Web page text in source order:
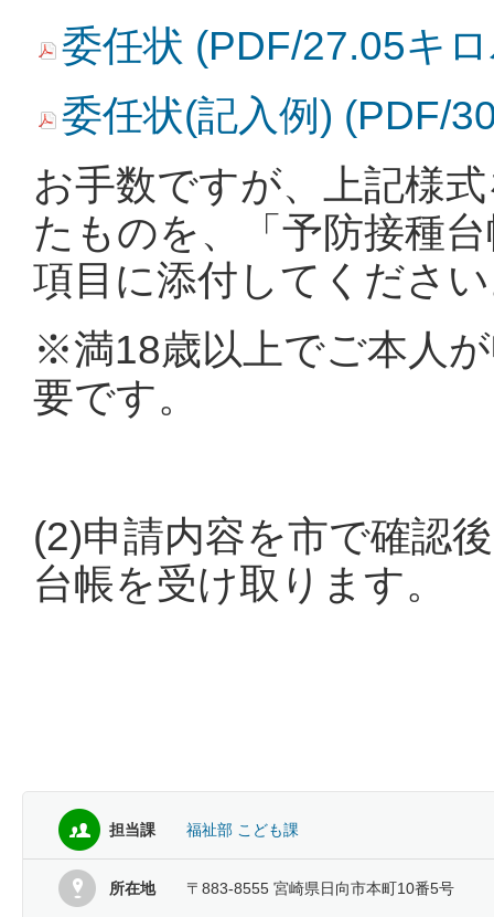
委任状 (PDF/27.05キ
委任状(記入例) (PDF/
お手数ですが、上記様
たものを、「予防接種
項目に添付してくださ
※満18歳以上でご本人
要です。
(2)申請内容を市で確認
台帳を受け取ります。
担当課 福祉部 こども課
所在地 〒883-8555 宮崎県日向市本町10番5号